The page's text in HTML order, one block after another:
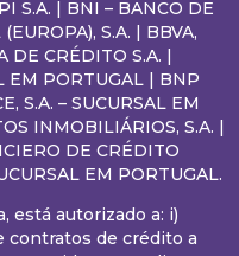
S.A. | BNI – BANCO DE
S.A. | BBVA,
DE CRÉDITO S.A. |
EM PORTUGAL | BNP
S.A. – SUCURSAL EM
INMOBILIÁRIOS, S.A. |
DE CRÉDITO
EM PORTUGAL.
está autorizado a: i)
contratos de crédito a